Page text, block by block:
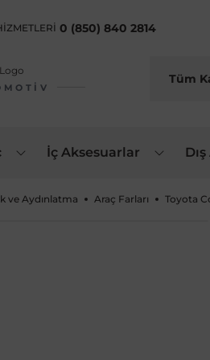
0 (850) 840 2814
İç Aksesuarlar
ve Aydınlatma Araç Farları Toyota